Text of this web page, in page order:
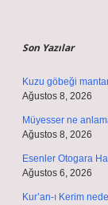
Son Yazılar
Kuzu göbeği
Ağustos 8, 2026
Müyesser ne
Ağustos 8, 2026
Esenler Otogara
Ağustos 6, 2026
Kur’an-ı Kerim